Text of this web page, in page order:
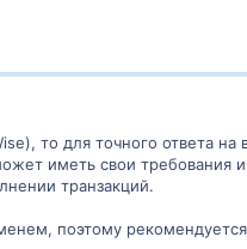
то для точного ответа
иметь свои требования
транзакций.
поэтому